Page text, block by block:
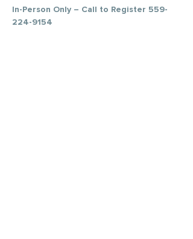
In-Person Only – Call to Register 559-
224-9154